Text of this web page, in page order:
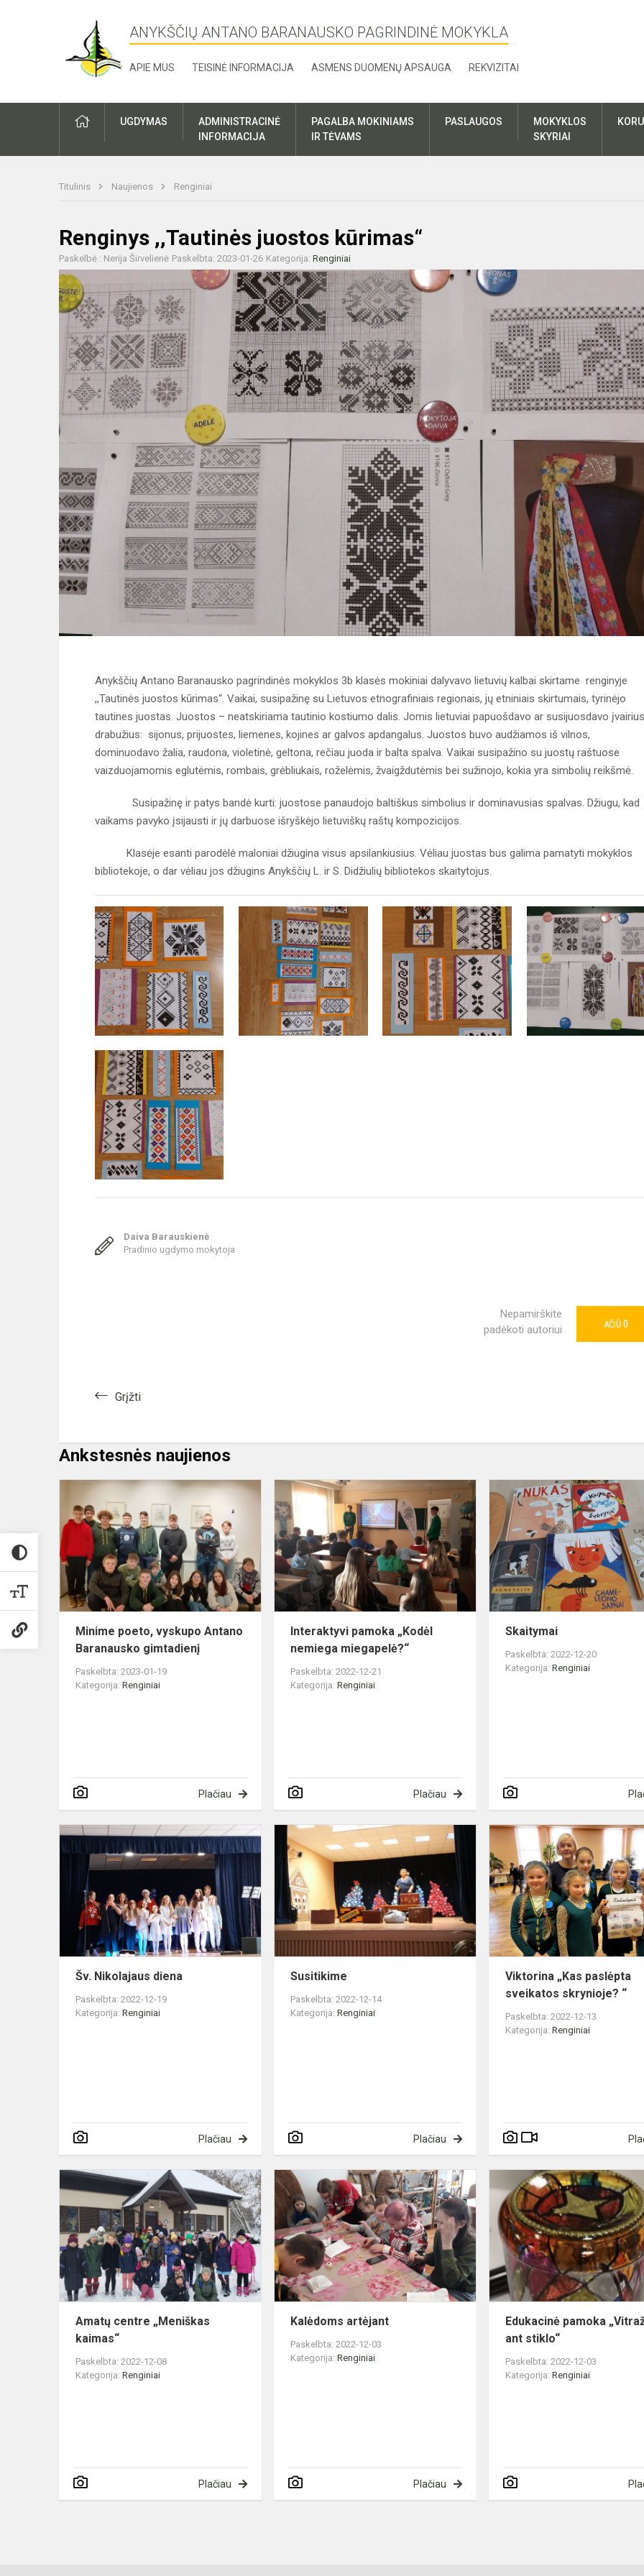
ANYKŠČIŲ ANTANO BARANAUSKO PAGRINDINĖ MOKYKLA
APIE MUS TEISINĖ INFORMACIJA ASMENS DUOMENŲ APSAUGA REKVIZITAI
UGDYMAS
ADMINISTRACINĖ
INFORMACIJA
PAGALBA MOKINIAMS
IR TĖVAMS
PASLAUGOS
MOKYKLOS
SKYRIAI
Titulinis Naujienos Renginiai
Renginys ,,Tautinės juostos kūrimas“
Paskelbė : Nerija Širvelienė Paskelbta: 2023-01-26 Kategorija: Renginiai
Anykščių Antano Baranausko pagrindinės mokyklos 3b klasės mokiniai dalyvavo lietuvių kalbai skirtame renginyje
,,Tautinės juostos kūrimas“. Vaikai, susipažinę su Lietuvos etnografiniais regionais, jų etniniais skirtumais, tyrinėjo
tautines juostas. Juostos – neatskiriama tautinio kostiumo dalis. Jomis lietuviai papuošdavo ar susijuosdavo įvairius
drabužius: sijonus, prijuostes, liemenes, kojines ar galvos apdangalus. Juostos buvo audžiamos iš vilnos,
dominuodavo žalia, raudona, violetinė, geltona, rečiau juoda ir balta spalva. Vaikai susipažino su juostų raštuose
vaizduojamomis eglutėmis, rombais, grėbliukais, roželėmis, žvaigždutėmis bei sužinojo, kokia yra simbolių reikšmė.
Susipažinę ir patys bandė kurti: juostose panaudojo baltiškus simbolius ir dominavusias spalvas. Džiugu, kad
vaikams pavyko įsijausti ir jų darbuose išryškėjo lietuviškų raštų kompozicijos.
Klasėje esanti parodėlė maloniai džiugina visus apsilankiusius. Vėliau juostas bus galima pamatyti mokyklos
bibliotekoje, o dar vėliau jos džiugins Anykščių L. ir S. Didžiulių bibliotekos skaitytojus.
Daiva Barauskienė
Pradinio ugdymo mokytoja
Nepamirškite
padėkoti autoriui
AČIŪ 0
Grįžti
Ankstesnės naujienos
Minime
poeto,
vyskupo
Antano
Baranausko
gimtadienį
Minime poeto, vyskupo Antano
Baranausko gimtadienį
Paskelbta: 2023-01-19
Kategorija: Renginiai
Plačiau
Interaktyvi
pamoka
„Kodėl
nemiega
miegapelė?“
Interaktyvi pamoka „Kodėl
nemiega miegapelė?“
Paskelbta: 2022-12-21
Kategorija:Renginiai
Plačiau
Skaitymai
Paskelbta: 2022-12-20
Kategorija:Renginiai
Nikolajaus
diena
Šv. Nikolajaus diena
Paskelbta: 2022-12-19
Kategorija: Renginiai
Plačiau
Susitikime
Susitikime
Paskelbta: 2022-12-14
Kategorija:Renginiai
Plačiau
Viktorina „Kas paslėpta
sveikatos skrynioje? “
Paskelbta: 2022-12-13
Kategorija:Renginiai
Amatų
centre
„Meniškas
kaimas“
Amatų centre „Meniškas
kaimas“
Paskelbta: 2022-12-08
Kategorija: Renginiai
Plačiau
Kalėdoms
artėjant
Kalėdoms artėjant
Paskelbta: 2022-12-03
Kategorija:Renginiai
Plačiau
Edukacinė pamoka
ant stiklo“
Paskelbta: 2022-12-03
Kategorija:Renginiai